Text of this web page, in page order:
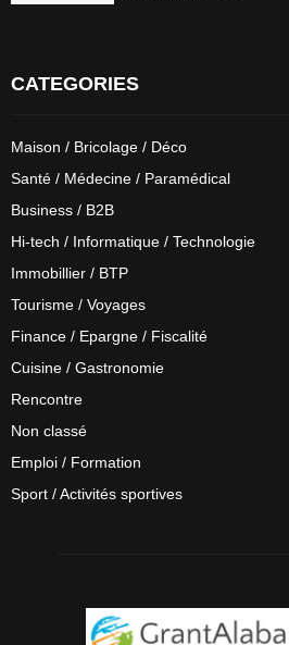
CATEGORIES
Maison / Bricolage / Déco
Santé / Médecine / Paramédical
Business / B2B
Hi-tech / Informatique / Technologie
Immobillier / BTP
Tourisme / Voyages
Finance / Epargne / Fiscalité
Cuisine / Gastronomie
Rencontre
Non classé
Emploi / Formation
Sport / Activités sportives